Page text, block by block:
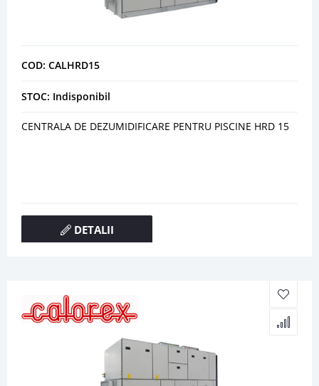
COD: CALHRD15
STOC: Indisponibil
CENTRALA DE DEZUMIDIFICARE PENTRU PISCINE HRD 15
DETALII